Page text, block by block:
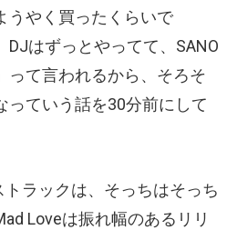
うやく買ったくらいで
DJはずっとやってて、SANO
って言われるから、そろそ
っていう話を30分前にして
トラックは、そっちはそっち
Loveは振れ幅のあるリリ